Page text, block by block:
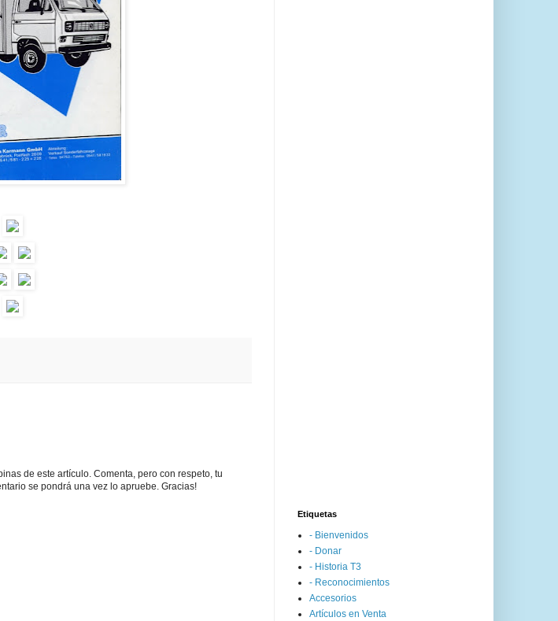
de este artículo. Comenta, pero con respeto, tu
se pondrá una vez lo apruebe. Gracias!
Etiquetas
- Bienvenidos
- Donar
- Historia T3
- Reconocimientos
Accesorios
Artículos en Venta